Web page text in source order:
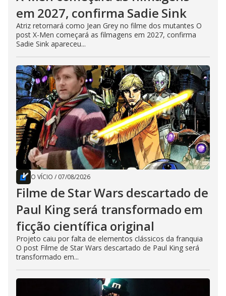
em 2027, confirma Sadie Sink
Atriz retornará como Jean Grey no filme dos mutantes O
post X-Men começará as filmagens em 2027, confirma
Sadie Sink apareceu...
O VÍCIO / 07/08/2026
Filme de Star Wars descartado de
Paul King será transformado em
ficção científica original
Projeto caiu por falta de elementos clássicos da franquia
O post Filme de Star Wars descartado de Paul King será
transformado em...